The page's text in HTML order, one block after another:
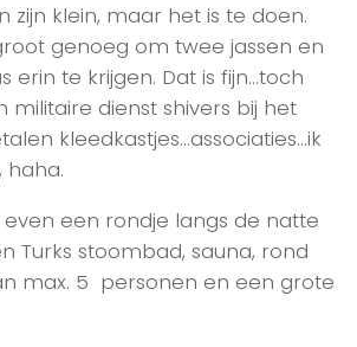
zijn klein, maar het is te doen.
genoeg om twee jassen en
erin te krijgen. Dat is fijn…toch
militaire dienst shivers bij het
kleedkastjes…associaties…ik
haha.
even een rondje langs de natte
Turks stoombad, sauna, rond
max. 5 personen en een grote